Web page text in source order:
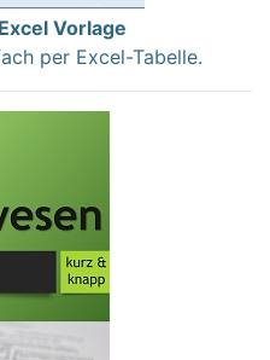
Vorlage
per Excel-Tabelle.